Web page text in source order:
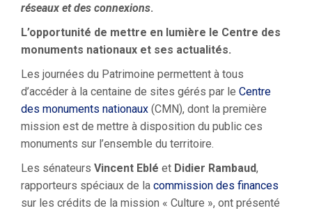
réseaux et des connexions.
L’opportunité de mettre en lumière le Centre des
monuments nationaux et ses actualités.
Les journées du Patrimoine permettent à tous
d’accéder à la centaine de sites gérés par le Centre
des monuments nationaux (CMN), dont la première
mission est de mettre à disposition du public ces
monuments sur l’ensemble du territoire.
Les sénateurs Vincent Eblé et Didier Rambaud,
rapporteurs spéciaux de la commission des finances
sur les crédits de la mission « Culture », ont présenté